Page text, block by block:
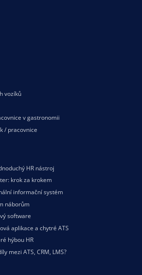
vozíků
v gastronomii
/ pracovnice
HR nástroj
krok za krokem
informační systém
náborům
software
aplikace a chytré ATS
hýbou HR
mezi ATS, CRM, LMS?